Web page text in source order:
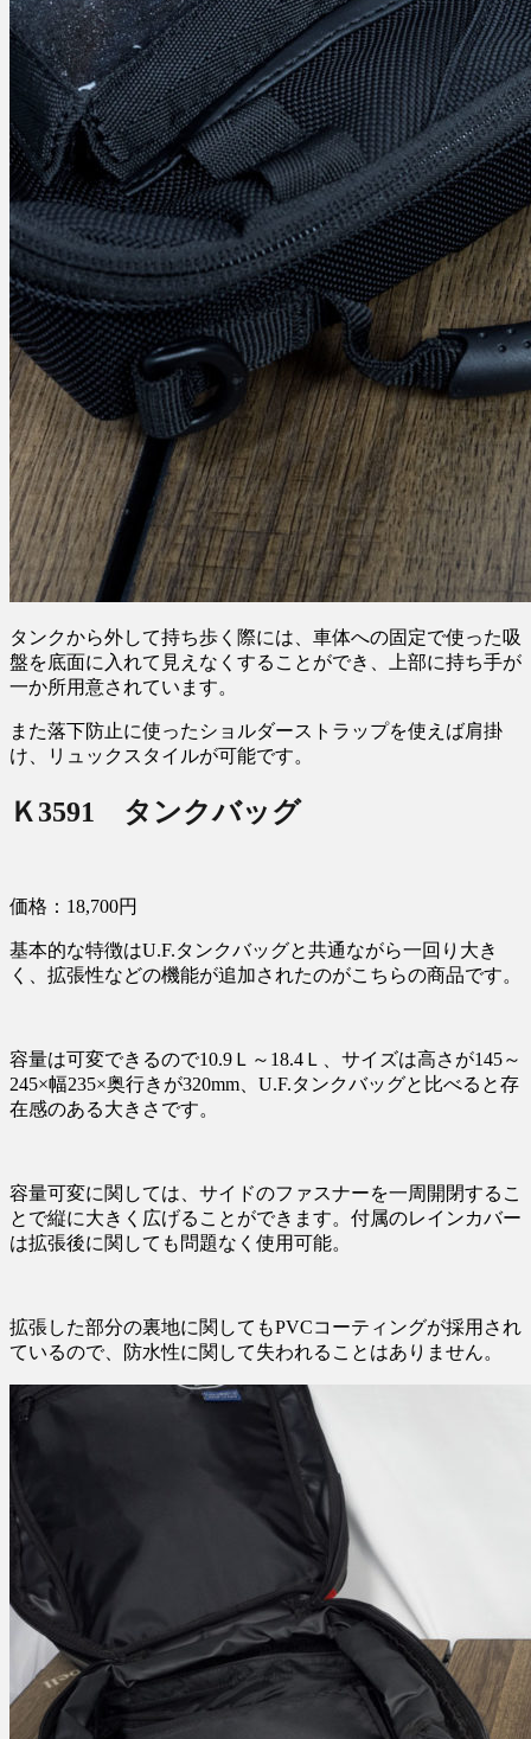
タンクから外して持ち歩く際には、車体への固定で使った吸
盤を底面に入れて見えなくすることができ、上部に持ち手が
一か所用意されています。
また落下防止に使ったショルダーストラップを使えば肩掛
け、リュックスタイルが可能です。
Ｋ3591 タンクバッグ
価格：18,700円
基本的な特徴はU.F.タンクバッグと共通ながら一回り大き
く、拡張性などの機能が追加されたのがこちらの商品です。
容量は可変できるので10.9Ｌ～18.4Ｌ、サイズは高さが145～
245×幅235×奥行きが320mm、U.F.タンクバッグと比べると存
在感のある大きさです。
容量可変に関しては、サイドのファスナーを一周開閉するこ
とで縦に大きく広げることができます。付属のレインカバー
は拡張後に関しても問題なく使用可能。
拡張した部分の裏地に関してもPVCコーティングが採用され
ているので、防水性に関して失われることはありません。